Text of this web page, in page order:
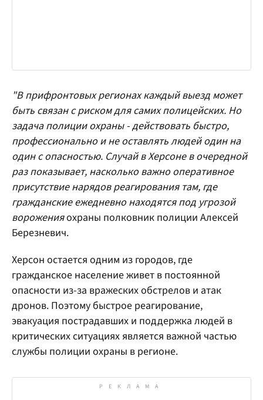
"В прифронтовых регионах каждый выезд может
быть связан с риском для самих полицейских. Но
задача полиции охраны - действовать быстро,
профессионально и не оставлять людей один на
один с опасностью. Случай в Херсоне в очередной
раз показывает, насколько важно оперативное
присутствие нарядов реагирования там, где
гражданские ежедневно находятся под угрозой
вороженияохраны полковник полиции Алексей
Березневич.
Херсон остается одним из городов, где
гражданское население живет в постоянной
опасности из-за вражеских обстрелов и атак
дронов. Поэтому быстрое реагирование,
эвакуация пострадавших и поддержка людей в
критических ситуациях является важной частью
службы полиции охраны в регионе.